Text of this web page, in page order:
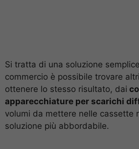
Si tratta di una soluzione
commercio è possibile trovare
ottenere lo stesso risultato, dai
apparecchiature per scarichi
volumi da mettere nelle cassette
soluzione più abbordabile.